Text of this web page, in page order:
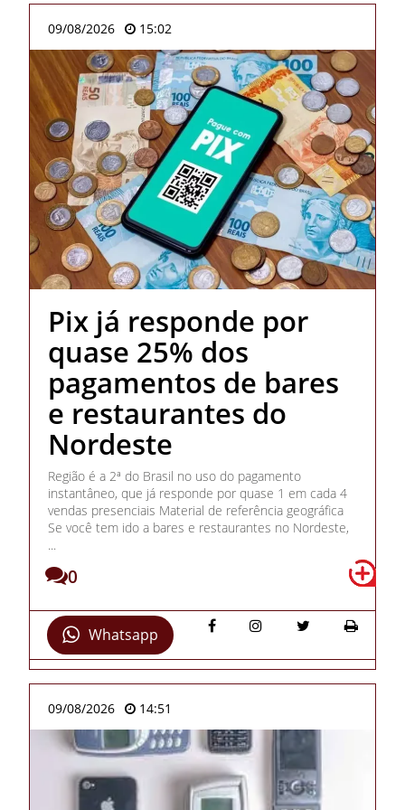
09/08/2026 15:02
Pix já responde por
quase 25% dos
pagamentos de bares
e restaurantes do
Nordeste
Região é a 2ª do Brasil no uso do pagamento
instantâneo, que já responde por quase 1 em cada 4
vendas presenciais Material de referência geográfica
Se você tem ido a bares e restaurantes no Nordeste,
...
0
Whatsapp
09/08/2026 14:51